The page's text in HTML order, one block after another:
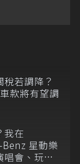
若調降？
款將有望調
我在
Benz 星動樂
唱會、玩科